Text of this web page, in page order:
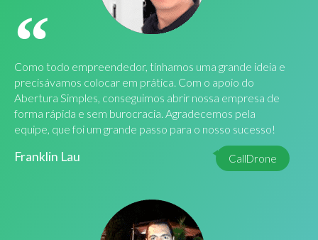
Como todo empreendedor, tínhamos uma grande ideia e
precisávamos colocar em prática. Com o apoio do
Abertura Simples, conseguimos abrir nossa empresa de
forma rápida e sem burocracia. Agradecemos pela
equipe, que foi um grande passo para o nosso sucesso!
Franklin Lau CallDrone